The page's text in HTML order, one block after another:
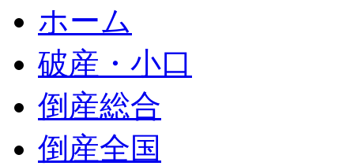
ホーム
破産・小口
倒産総合
倒産全国